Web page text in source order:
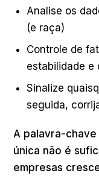
Analise os
(e raça)
Controle de
estabilidade e
Sinalize
seguida,
A palavra-chave
única não é
empresas